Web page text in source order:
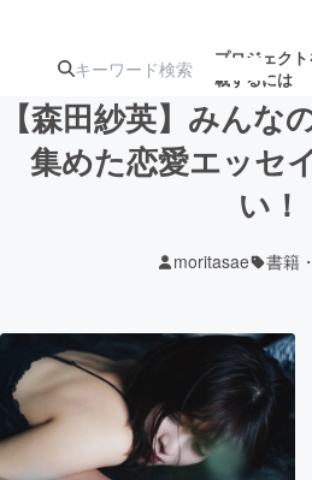
プロジェク
載するには
注目の新着プロ
テクノロジー・ガジェット
映像・映画
【森田紗英】みんな
集めた恋愛エッセ
い！
moritasae 書籍